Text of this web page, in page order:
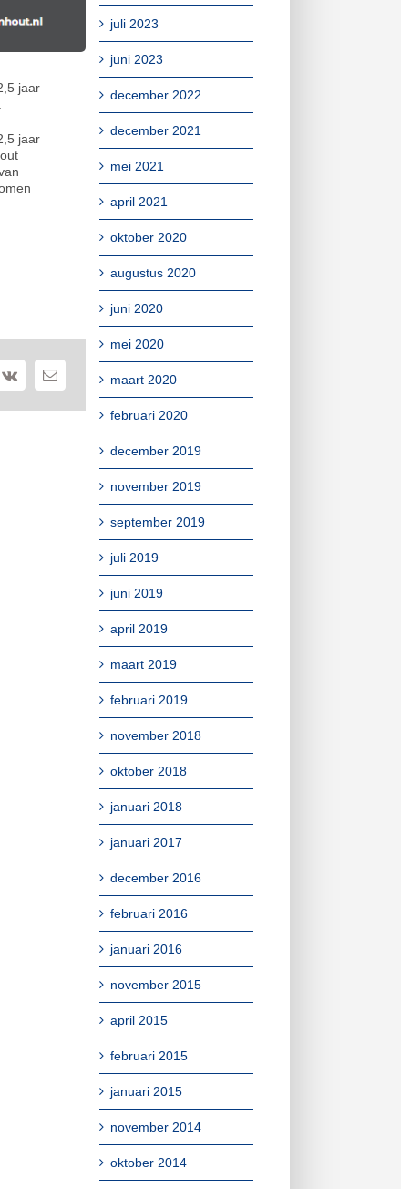
jaar
jaar
juli 2023
juni 2023
december 2022
december 2021
mei 2021
april 2021
oktober 2020
augustus 2020
juni 2020
mei 2020
maart 2020
februari 2020
december 2019
november 2019
september 2019
juli 2019
juni 2019
april 2019
maart 2019
februari 2019
november 2018
oktober 2018
januari 2018
januari 2017
december 2016
februari 2016
januari 2016
november 2015
april 2015
februari 2015
januari 2015
november 2014
oktober 2014